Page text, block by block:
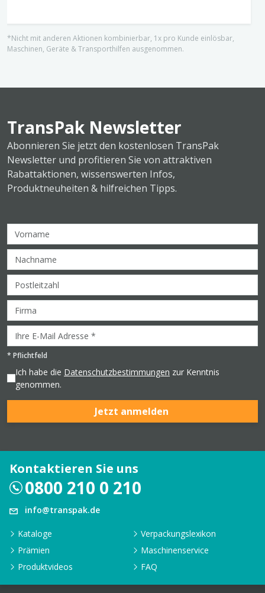
*Nicht mit anderen Aktionen kombinierbar, 1x pro Kunde einlösbar,
Maschinen, Geräte & Transporthilfen ausgenommen.
TransPak Newsletter
Abonnieren Sie jetzt den kostenlosen TransPak
Newsletter und profitieren Sie von attraktiven
Rabattaktionen, wissenswerten Infos,
Produktneuheiten & hilfreichen Tipps.
* Pflichtfeld
Ich habe die Datenschutzbestimmungen zur Kenntnis
genommen.
Jetzt anmelden
Kontaktieren Sie uns
0800 210 0 210
info@transpak.de
Kataloge
Verpackungslexikon
Prämien
Maschinenservice
Produktvideos
FAQ